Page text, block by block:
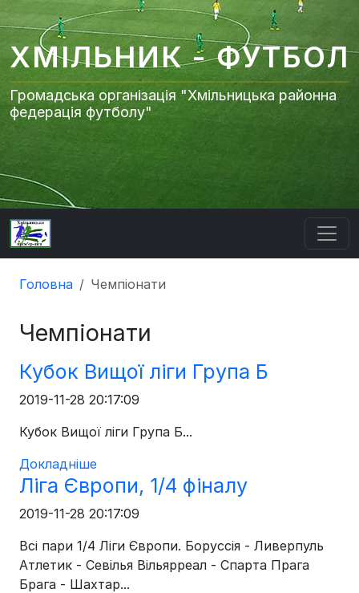
ХМІЛЬНИК - ФУТБОЛ
Громадська організація "Хмільницька районна
федерація футболу"
Головна Чемпіонати
Чемпіонати
Кубок Вищої ліги Група Б
2019-11-28 20:17:09
Кубок Вищої ліги Група Б...
Докладніше
Ліга Європи, 1/4 фіналу
2019-11-28 20:17:09
Всі пари 1/4 Ліги Європи. Боруссія - Ливерпуль
Атлетик - Севілья Вільярреал - Спарта Прага
Брага - Шахтар...